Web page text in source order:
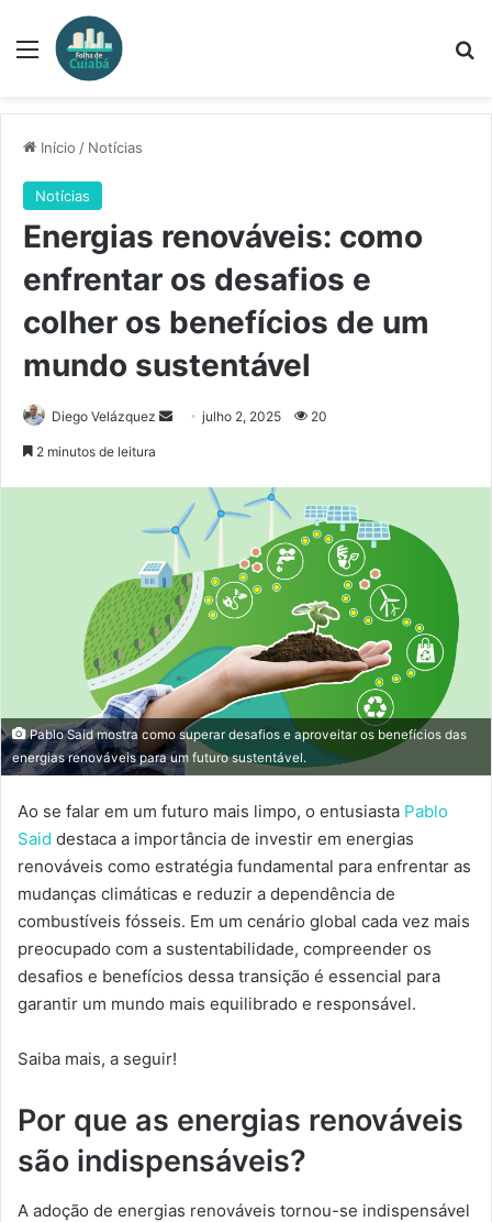
Menu
Início / Notícias
Notícias
Energias renováveis: como
enfrentar os desafios e
colher os benefícios de um
mundo sustentável
Diego Velázquez
Mandejulho 2, 2025 20
2 minutos de leitura
Pablo Said mostra como superar desafios e aproveitar os benefícios das
energias renováveis para um futuro sustentável.
Ao se falar em um futuro mais limpo, o entusiasta Pablo
Said destaca a importância de investir em energias
renováveis como estratégia fundamental para enfrentar as
mudanças climáticas e reduzir a dependência de
combustíveis fósseis. Em um cenário global cada vez mais
preocupado com a sustentabilidade, compreender os
desafios e benefícios dessa transição é essencial para
garantir um mundo mais equilibrado e responsável.
Saiba mais, a seguir!
Por que as energias renováveis
são indispensáveis?
A adoção de energias renováveis tornou-se indispensável